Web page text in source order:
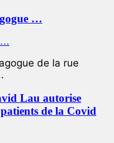
…
de la rue
Lau autorise
de la Covid